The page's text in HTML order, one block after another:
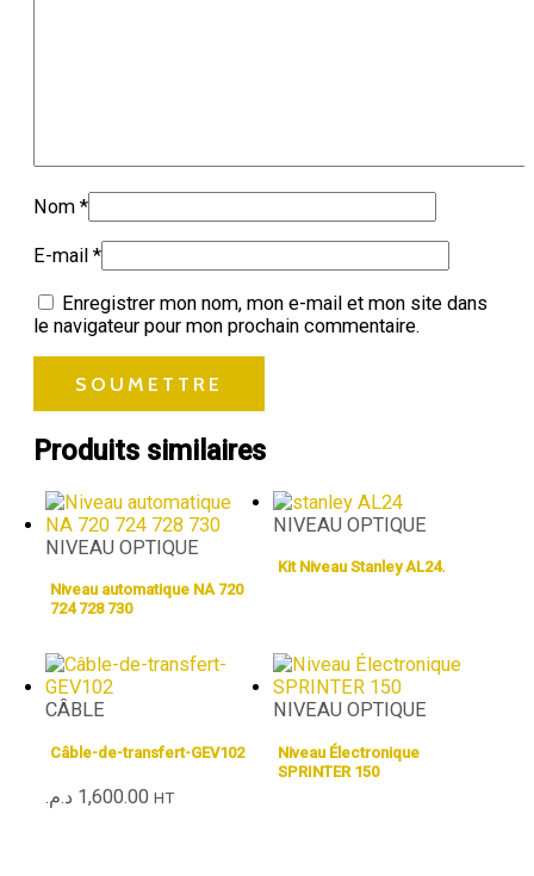
Nom *
E-mail *
Enregistrer mon nom, mon e-mail et mon site dans
le navigateur pour mon prochain commentaire.
Produits similaires
NIVEAU OPTIQUE
Niveau automatique NA 720
724 728 730
NIVEAU OPTIQUE
Kit Niveau Stanley AL24.
CÂBLE
Câble-de-transfert-GEV102
1,600.00 د.م. HT
NIVEAU OPTIQUE
Niveau Électronique
SPRINTER 150